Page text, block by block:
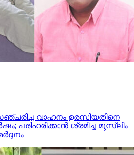
സഞ്ചരിച്ച വാഹനം ഉരസിയതിനെ
പരിഹരിക്കാൻ ശ്രമിച്ച മുസ്‌ലിം